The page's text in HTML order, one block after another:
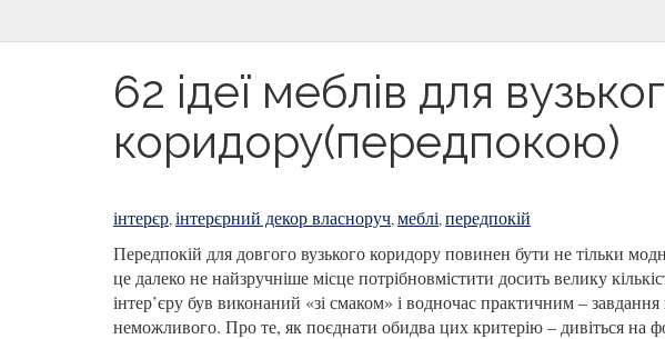
62 ідеї меблів для
коридору(передпокою)
інтерєр,інтерєрний декор власноруч,меблі,передпокій
Передпокій для довгого вузького коридору повинен бути не тільки
це далеко не найзручніше місце потрібновмістити досить велику
інтер’єру був виконаний «зі смаком» і водночас практичним –
неможливого. Про те, як поєднати обидва цих критерію – дивіться на